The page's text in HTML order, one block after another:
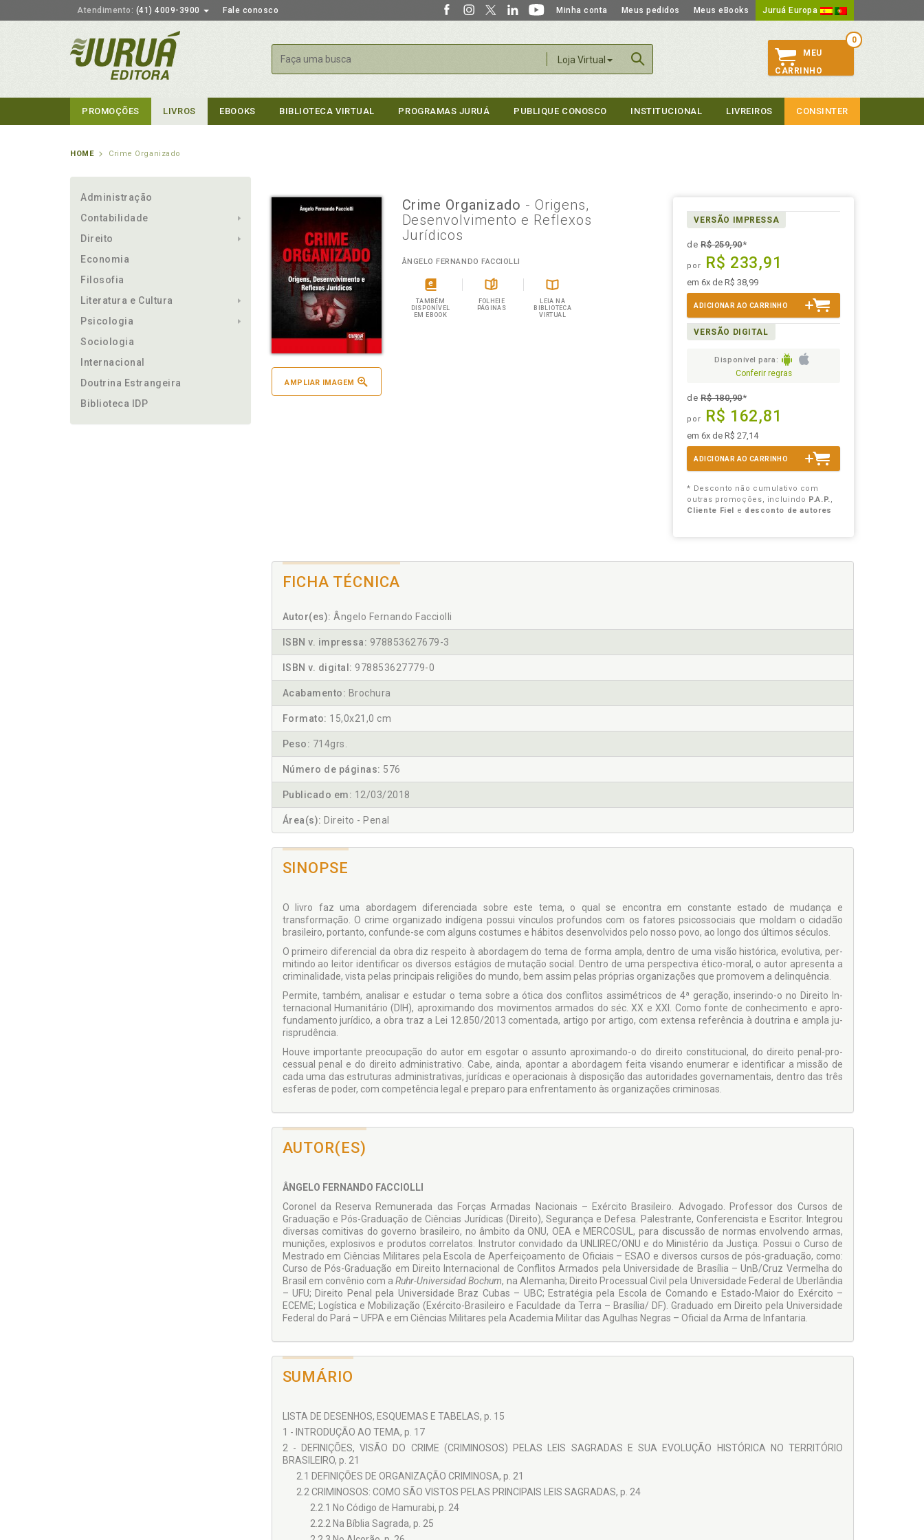
Atendimento: (41) 4009-3900 Fale conosco Minha conta Meus pedidos Meus eBooks Juruá Europa
Loja Virtual
Buscar
0
MEU
CARRINHO
PROMOÇÕES LIVROS EBOOKS BIBLIOTECA VIRTUAL PROGRAMAS JURUÁ PUBLIQUE CONOSCO INSTITUCIONAL LIVREIROS CONSINTER
HOME Crime Organizado
Administração
Contabilidade
Direito
Economia
Filosofia
Literatura e Cultura
Psicologia
Sociologia
Internacional
Doutrina Estrangeira
Biblioteca IDP
AMPLIAR IMAGEM
Crime Organizado - Origens,
Desenvolvimento e Reflexos
Jurídicos
ÂNGELO FERNANDO FACCIOLLI
TAMBÉM
DISPONÍVEL
EM EBOOK
FOLHEIE
PÁGINAS
LEIA NA
BIBLIOTECA
VIRTUAL
VERSÃO IMPRESSA
deR$ 259,90*
por R$ 233,91
em 6x de R$ 38,99
ADICIONAR AO CARRINHO
VERSÃO DIGITAL
Disponível para:
Conferir regras
deR$ 180,90*
por R$ 162,81
em 6x de R$ 27,14
ADICIONAR AO CARRINHO
* Desconto não cumulativo com
outras promoções, incluindo P.A.P.,
Cliente Fiel
e desconto de autores
FICHA TÉCNICA
Autor(es): Ângelo Fernando Facciolli
ISBN v. impressa: 978853627679-3
ISBN v. digital: 978853627779-0
Acabamento: Brochura
Formato: 15,0x21,0 cm
Peso: 714grs.
Número de páginas: 576
Publicado em: 12/03/2018
Área(s): Direito - Penal
SINOPSE
O livro faz uma abordagem diferenciada sobre este tema, o qual se encontra em constante estado de mudança e
transformação. O crime organizado indígena possui vínculos profundos com os fatores psicossociais que moldam o cidadão
brasileiro, portanto, confunde-se com alguns costumes e hábitos desenvolvidos pelo nosso povo, ao longo dos últimos séculos.
O primeiro diferencial da obra diz respeito à abordagem do tema de forma ampla, dentro de uma visão histórica, evolutiva, per­
mitindo ao leitor identificar os diversos estágios de mutação so­cial. Dentro de uma perspectiva ético-moral, o autor apresenta a
criminalidade, vista pelas principais religiões do mundo, bem as­sim pelas próprias organizações que promovem a delinquência.
Permite, também, analisar e estudar o tema sobre a ótica dos conflitos assimétricos de 4ª geração, inserindo-o no Direito In­
ternacional Humanitário (DIH), aproximando dos movimentos armados do séc. XX e XXI. Como fonte de conhecimento e apro­
fundamento jurídico, a obra traz a Lei 12.850/2013 comentada, artigo por artigo, com extensa referência à doutrina e ampla ju­
risprudência.
Houve importante preocupação do autor em esgotar o assunto aproximando-o do direito constitucional, do direito penal-pro­
cessual penal e do direito administrativo. Cabe, ainda, apontar a abordagem feita visando enumerar e identificar a missão de
cada uma das estruturas administrativas, jurídicas e operacionais à disposição das autoridades governamentais, dentro das três
esferas de poder, com competência legal e preparo para en­frentamento às organizações criminosas.
AUTOR(ES)
ÂNGELO FERNANDO FACCIOLLI
Coronel da Reserva Remune­rada das Forças Armadas Na­cionais – Exército Brasileiro. Advogado. Professor dos Cursos de
Graduação e Pós-Graduação de Ciências Jurídicas (Direito), Segurança e Defesa. Palestrante, Conferencista e Escritor. Inte­grou
diversas comitivas do governo brasileiro, no âmbito da ONU, OEA e MERCOSUL, para discussão de normas envolven­do armas,
munições, explosivos e produtos correlatos. Instrutor convidado da UNLIREC/ONU e do Ministério da Justiça. Possui o Curso de
Mestrado em Ciências Militares pela Escola de Aper­feiçoamento de Oficiais – ESAO e diversos cursos de pós-graduação, como:
Curso de Pós-Graduação em Direito Internacional de Conflitos Armados pela Uni­versidade de Brasília – UnB/Cruz Vermelha do
Brasil em convênio com aRuhr-Universidad Bochum, na Alemanha; Direito Processual Civil pela Universidade Federal de Uberlândia
– UFU; Direito Pe­nal pela Universidade Braz Cu­bas – UBC; Estratégia pela Escola de Comando e Estado-Maior do Exército –
ECEME; Logística e Mobilização (Exército-Brasileiro e Faculdade da Terra – Brasília/ DF). Graduado em Direito pela Universidade
Federal do Pará – UFPA e em Ciências Militares pela Academia Militar das Agulhas Negras – Oficial da Arma de Infantaria.
SUMÁRIO
LISTA DE DESENHOS, ESQUEMAS E TABELAS, p. 15
1 - INTRODUÇÃO AO TEMA, p. 17
2 - DEFINIÇÕES, VISÃO DO CRIME (CRIMINOSOS) PELAS LEIS SAGRADAS E SUA EVOLUÇÃO HISTÓRICA NO TERRITÓRIO
BRASILEIRO, p. 21
2.1 DEFINIÇÕES DE ORGANIZAÇÃO CRIMINOSA, p. 21
2.2 CRIMINOSOS: COMO SÃO VISTOS PELAS PRINCIPAIS LEIS SAGRADAS, p. 24
2.2.1 No Código de Hamurabi, p. 24
2.2.2 Na Bíblia Sagrada, p. 25